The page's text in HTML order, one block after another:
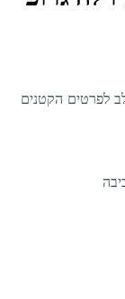
לפרטים הקטנים